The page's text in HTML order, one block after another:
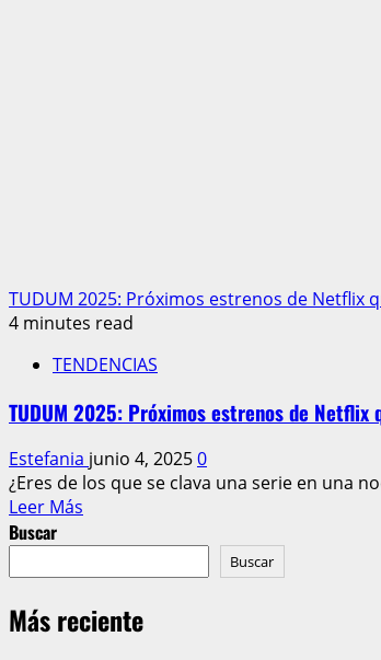
TUDUM 2025: Próximos estrenos de Netflix
4 minutes read
TENDENCIAS
TUDUM 2025: Próximos estrenos de Netflix
Estefania junio 4, 20250
¿Eres de los que se clava una serie en una
Leer Más
acerca
de
2025:
Buscar
Buscar
Más reciente